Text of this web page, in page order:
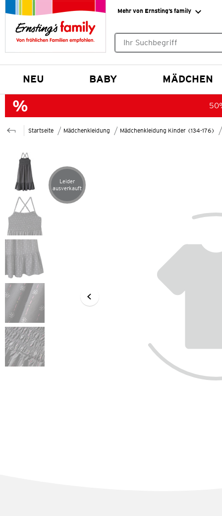
Mehr von Ernsting’s family
NEU BABY MÄDCHEN
Startseite Mädchenkleidung Mädchenkleidung Kinder (134-176)
Artikel leider ausverkauft
Leider
ausverkauft